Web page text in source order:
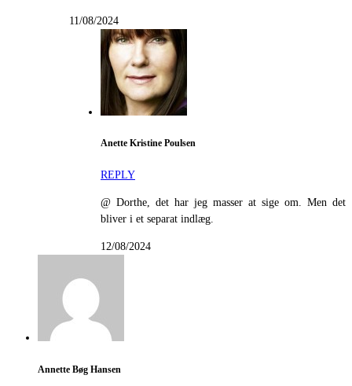
11/08/2024
Anette Kristine Poulsen
REPLY
@ Dorthe, det har jeg masser at sige om. Men det
bliver i et separat indlæg.
12/08/2024
Annette Bøg Hansen